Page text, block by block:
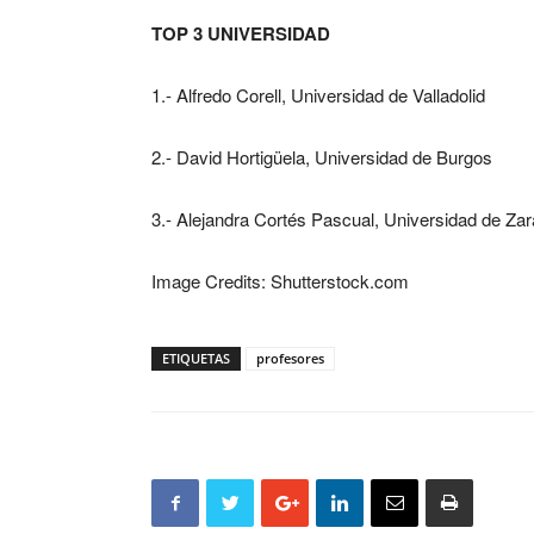
TOP 3 UNIVERSIDAD
1.- Alfredo Corell, Universidad de Valladolid
2.- David Hortigüela, Universidad de Burgos
3.- Alejandra Cortés Pascual, Universidad de
Image Credits: Shutterstock.com
ETIQUETAS profesores